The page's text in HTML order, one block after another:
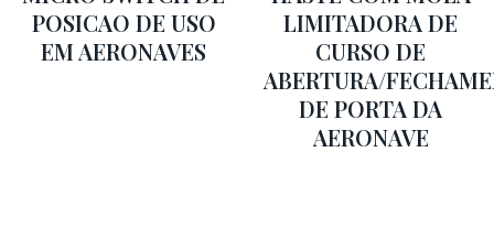
POSICAO DE USO
EM AERONAVES
LIMITADORA DE
CURSO DE
ABERTURA/
DE PORTA DA
AERONAVE